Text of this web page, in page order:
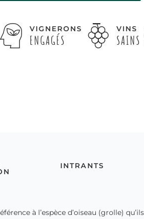
VIGNERONS
ENGAGÉS
VINS
SAINS
INTRANTS
à l’espèce d’oiseau (grolle)